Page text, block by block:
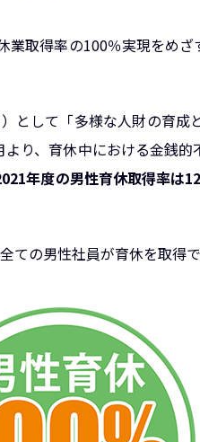
業取得率の100％実現をめ
として「多様な人財の育
り、育休中における金銭
年度の男性育休取得率は
の男性社員が育休を取得